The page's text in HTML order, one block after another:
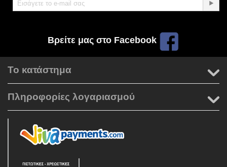
Βρείτε μας στο Facebook
Το κατάστημα
Πληροφορίες λογαριασμού